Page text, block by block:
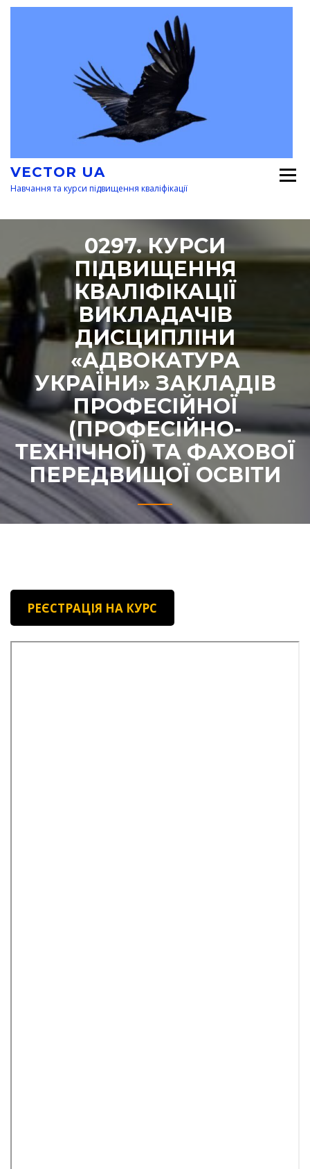
Перейти
VECTOR UA
Навчання та курси підвищення кваліфікації
0297. КУРСИ
ПІДВИЩЕННЯ
КВАЛІФІКАЦІЇ
ВИКЛАДАЧІВ
ДИСЦИПЛІНИ
«АДВОКАТУРА
УКРАЇНИ» ЗАКЛАДІВ
ПРОФЕСІЙНОЇ
(ПРОФЕСІЙНО-
ТЕХНІЧНОЇ) ТА ФАХОВОЇ
ПЕРЕДВИЩОЇ ОСВІТИ
РЕЄСТРАЦІЯ НА КУРС